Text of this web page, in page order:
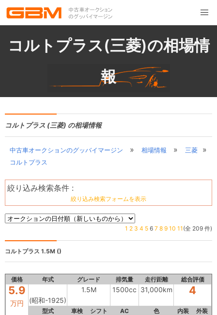
コルトプラス(三菱)の相場情
報
コルトプラス (三菱) の相場情報
中古車オークションのグッバイマージン » 相場情報 » 三菱 »
コルトプラス
絞り込み検索条件 :
絞り込み検索フォームを表示
1 2 3 4 5 6 7 8 9 10 11 (全 209 件)
コルトプラス 1.5M ()
価格 年式 グレード 排気量 走行距離 総合評価
5.9
万円 (昭和-1925)
1.5M 1500cc 31,000km 4
型式 車検 シフト AC 色 内装 外装